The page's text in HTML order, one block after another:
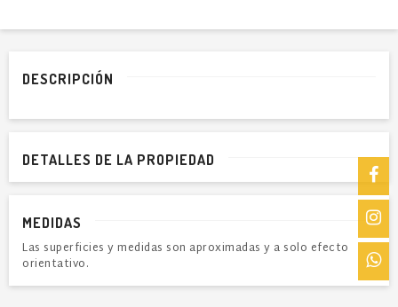
DESCRIPCIÓN
DETALLES DE LA PROPIEDAD
MEDIDAS
Las superficies y medidas son aproximadas y a solo efecto
orientativo.